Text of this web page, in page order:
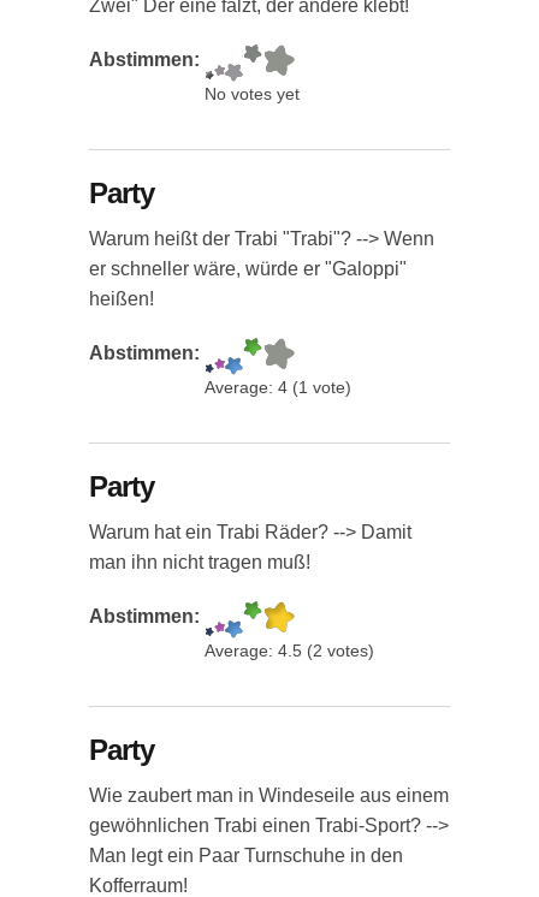
Zwei" Der eine falzt, der andere klebt!
Abstimmen:
No votes yet
Party
Warum heißt der Trabi "Trabi"? --> Wenn
er schneller wäre, würde er "Galoppi"
heißen!
Abstimmen:
Average: 4 (1 vote)
Party
Warum hat ein Trabi Räder? --> Damit
man ihn nicht tragen muß!
Abstimmen:
Average: 4.5 (2 votes)
Party
Wie zaubert man in Windeseile aus einem
gewöhnlichen Trabi einen Trabi-Sport? -->
Man legt ein Paar Turnschuhe in den
Kofferraum!